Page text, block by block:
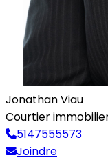
Jonathan Viau
Courtier
5147555573
Joindre